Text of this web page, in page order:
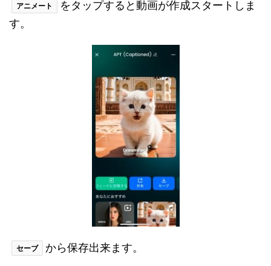
アニメート
をタップすると動画が作成スタートしま
す。
セーブ から保存出来ます。